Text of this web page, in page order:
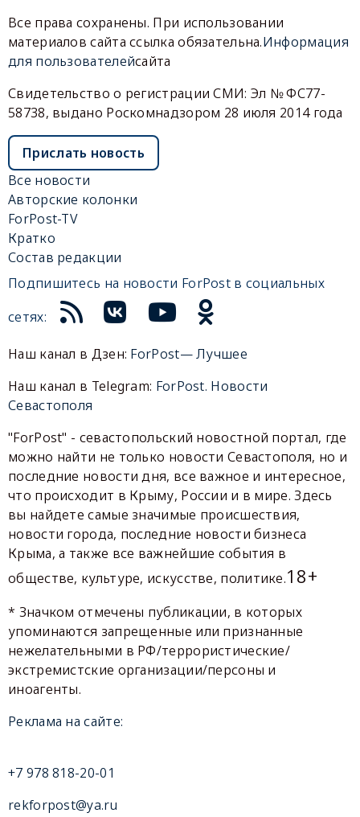
Все права сохранены. При использовании
материалов сайта ссылка обязательна.Информация
для пользователейсайта
Свидетельство о регистрации СМИ: Эл № ФС77-
58738, выдано Роскомнадзором 28 июля 2014 года
Прислать новость
Все новости
Авторские колонки
ForPost-TV
Кратко
Состав редакции
Подпишитесь на новости ForPost в социальных
сетях:
Наш канал в Дзен: ForPost— Лучшее
Наш канал в Telegram: ForPost. Новости
Севастополя
"ForPost" - севастопольский новостной портал, где
можно найти не только новости Севастополя, но и
последние новости дня, все важное и интересное,
что происходит в Крыму, России и в мире. Здесь
вы найдете самые значимые происшествия,
новости города, последние новости бизнеса
Крыма, а также все важнейшие события в
обществе, культуре, искусстве, политике.18+
* Значком отмечены публикации, в которых
упоминаются запрещенные или признанные
нежелательными в РФ/террористические/
экстремистские организации/персоны и
иноагенты.
Реклама на сайте:
+7 978 818-20-01
rekforpost@ya.ru